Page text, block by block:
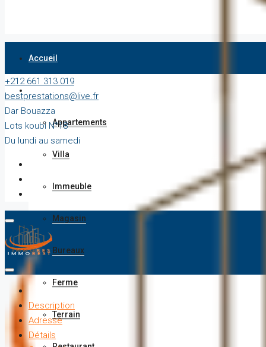
Accueil
Appartements
Villa
Immeuble
Magasin
Bureaux
Ferme
Terrain
+212 661 313 019
bestprestations@live.fr
Dar Bouazza
Lots koubi N°18
Du lundi au samedi
Description
Adresse
Détails